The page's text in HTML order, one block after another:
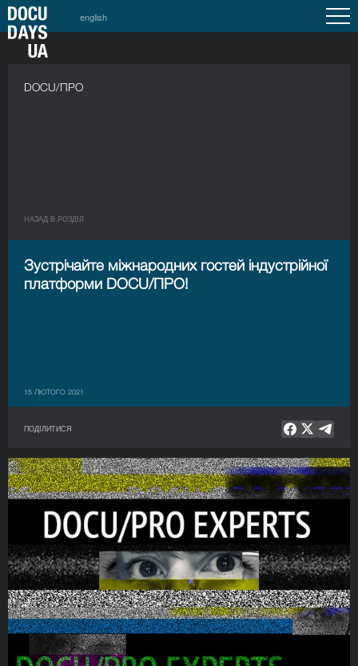
english
DOCU/ПРО
НАЗАД В РОЗДIЛ
Зустрічайте міжнародних гостей індустрійної
платформи DOCU/ПРО!
15 ЛЮТОГО 2021
ПОДІЛИТИСЯ